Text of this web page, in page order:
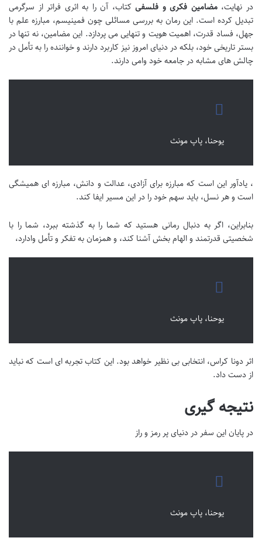
در نهایت،مضامین فکری و فلسفیکتاب، آن را به اثری فراتر از سرگرمی
تبدیل کرده است. این رمان به بررسی مسائلی چون فمینیسم، مبارزه علم با
جهل، فساد قدرت، اهمیت هویت و تنهایی می پردازد. این مضامین، نه تنها در
بستر تاریخی خود، بلکه در دنیای امروز نیز کاربرد دارند و خواننده را به تأمل در
چالش های مشابه در جامعه خود وامی دارند.
یوحنا، پاپ مونث
، یادآور این است که مبارزه برای آزادی، عدالت و دانش، مبارزه ای همیشگی
است و هر نسل، باید سهم خود را در این مسیر ایفا کند.
بنابراین، اگر به دنبال رمانی هستید که شما را به گذشته ببرد، شما را با
شخصیتی قدرتمند و الهام بخش آشنا کند، و همزمان به تفکر و تأمل وادارد،
یوحنا، پاپ مونث
اثر دونا کراس، انتخابی بی نظیر خواهد بود. این کتاب تجربه ای است که نباید
از دست داد.
نتیجه گیری
در پایان این سفر در دنیای پر رمز و راز
یوحنا، پاپ مونث